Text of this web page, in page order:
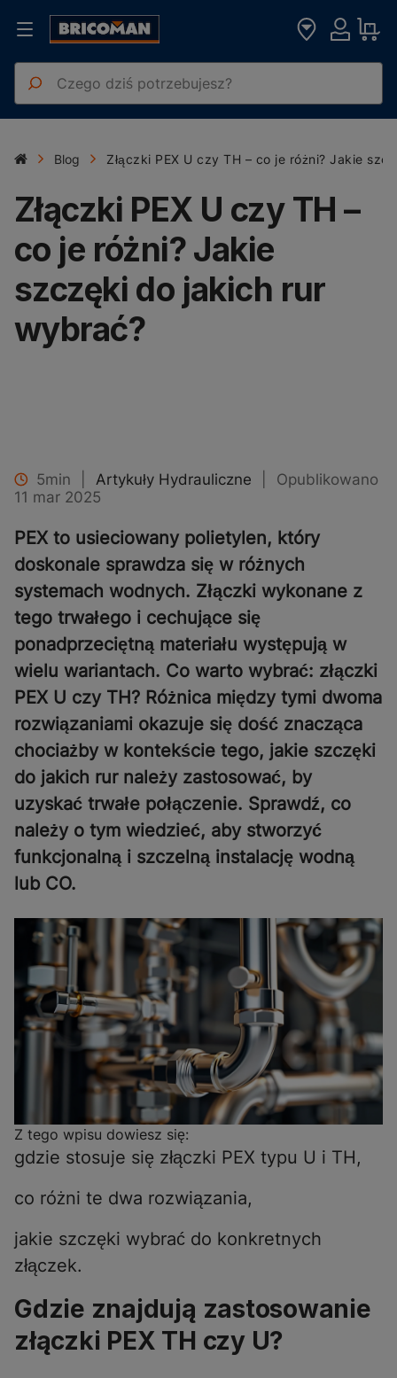
Blog Złączki PEX U czy TH – co je różni? Jakie
Złączki PEX U czy TH –
co je różni? Jakie
szczęki do jakich rur
wybrać?
5min Artykuły Hydrauliczne
Opublikowano
11 mar 2025
PEX to usieciowany polietylen, który
doskonale sprawdza się w różnych
systemach wodnych. Złączki wykonane z
tego trwałego i cechujące się
ponadprzeciętną materiału występują w
wielu wariantach. Co warto wybrać: złączki
PEX U czy TH? Różnica między tymi dwoma
rozwiązaniami okazuje się dość znacząca
chociażby w kontekście tego, jakie szczęki
do jakich rur należy zastosować, by
uzyskać trwałe połączenie. Sprawdź, co
należy o tym wiedzieć, aby stworzyć
funkcjonalną i szczelną instalację wodną
lub CO.
Z tego wpisu dowiesz się:
gdzie stosuje się złączki PEX typu U i TH,
co różni te dwa rozwiązania,
jakie szczęki wybrać do konkretnych
złączek.
Gdzie znajdują zastosowanie
złączki PEX TH czy U?